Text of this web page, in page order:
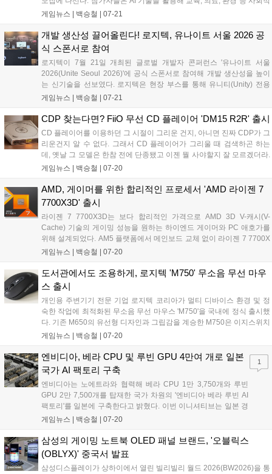
문제를 해결하는 아이디어를 겨루게 되며, 오는 8월 25일까지 접수가 진
과 해외 캠퍼스 방문 등을 지원한다....
게임뉴스 | 백승철 07-21
개발 생산성 끌어올린다! 로지텍, 유나이트 서울 2026 공
식 스폰서로 참여
로지텍이 7월 21일 개최된 글로벌 개발자 콘퍼런스 '유나이트 서울
2026(Unite Seoul 2026)'에 공식 스폰서로 참여해 개발 생산성을 높이
는 신기술을 선보였다. 로지텍은 현장 부스를 통해 유니티(Unity) 전용
'액션링(Actions Ring)' 소프트웨어 및 Windows 11 햅틱 피드백을 지원
게임 개발 환경의 워크플로우를 단순화하고 작업 효율을 제고하기 위한
일환으로 추진됐다....
게임뉴스 | 백승철 07-21
CDP 찾는다면? FiiO 무선 CD 플레이어 'DM15 R2R' 출시
CD 플레이어를 이용하던 그 시절이 그리운 건지, 아니면 진짜 CDP가 그
리운건지 알 수 없다. 그래서 CD 플레이어가 그리울 때 검색하곤 하는
데, 옛날 그 모델은 한참 전에 단종됐고 이젠 뭘 사야할지 잘 모르겠더라.
가격은 조금 비싼 편인데 확실한 제품, 특히 CD 플레이어의 감성도 좋지
용 CD 플레이어 'DM15 R2R'도 괜찮아 보인다....
게임뉴스 | 백승철 07-20
AMD, 게이머를 위한 합리적인 프로세서 'AMD 라이젠 7
7700X3D' 출시
라이젠 7 7700X3D는 보다 합리적인 가격으로 AMD 3D V-캐시(V-
Cache) 기술의 게이밍 성능을 원하는 하이엔드 게이머와 PC 애호가를
위해 설계되었다. AM5 플랫폼에서 메인보드 교체 없이 라이젠 7 7700X
대비 향상된 게이밍 성능을 제공한다. Zen4 공정 기술이 적용된 라이젠
TDP 120W, 총 캐시 104MB 등이다. 지원 칩셋의 메인보드는 A620,
X670E, X670, B650E, B650, X870E, X870, B840, B850 등이다....
게임뉴스 | 백승철 07-20
도서관에서도 조용하게, 로지텍 'M750' 무소음 무선 마우
스 출시
개인용 주변기기 전문 기업 로지텍 코리아가 멀티 디바이스 환경 및 정
숙한 작업에 최적화된 무소음 무선 마우스 'M750'을 국내에 정식 출시했
다. 기존 M650의 유선형 디자인과 그립감을 계승한 M750은 이지스위치
및 Logi Flow 기술을 탑재해 최대 3대의 기기를 유연하게 오가며 제어할
긴 배터리 수명을 지원하여 조용한 플레이 환경과 멀티태스킹 작업을 동
시에 요구하는 사용자들에게 쾌적한 사용 경험을 제공한다....
게임뉴스 | 백승철 07-20
엔비디아, 베라 CPU 및 루빈 GPU 4만여 개로 일본
국가 AI 팩토리 구축
엔비디아는 노에트라와 협력해 베라 CPU 1만 3,750개와 루빈
GPU 2만 7,500개를 탑재한 국가 차원의 '엔비디아 베라 루빈 AI
팩토리'를 일본에 구축한다고 밝혔다. 이번 이니셔티브는 일본 경
제산업성이 추진하는 프론티아 프로젝트에 핵심 컴퓨팅 인프라
원할 예정이다. 엔비디아 DSX 플랫폼과 스펙트럼-X 이더넷 네트
워킹을 기반으로 구축되는 해당 AI 데이터센터는 총 140메가와트
규모로 운영된다....
게임뉴스 | 백승철 07-20
1
삼성의 게이밍 노트북 OLED 패널 브랜드, '오블릭스
(OBLYX)' 중국서 발표
삼성디스플레이가 상하이에서 열린 빌리빌리 월드 2026(BW2026)을 통